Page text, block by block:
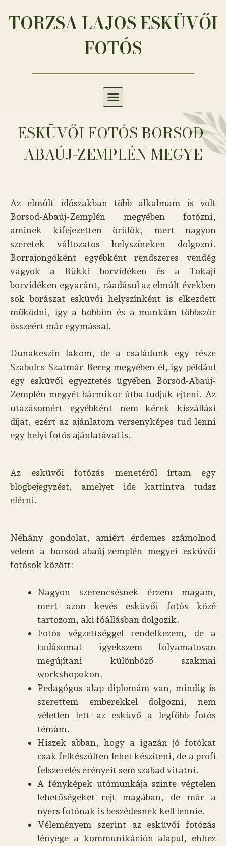
TORZSA LAJOS ESKÜVŐI
FOTÓS
ESKÜVŐI FOTÓS BORSOD-
ABAÚJ-ZEMPLÉN MEGYE
Az elmúlt időszakban több alkalmam is volt
Borsod-Abaúj-Zemplén megyében fotózni,
aminek kifejezetten örülök, mert nagyon
szeretek változatos helyszíneken dolgozni.
Borrajongóként egyébként rendszeres vendég
vagyok a Bükki borvidéken és a Tokaji
borvidéken egyaránt, ráadásul az elmúlt években
sok borászat esküvői helyszínként is elkezdett
működni, így a hobbim és a munkám többször
összeért már egymással.
Dunakeszin lakom, de a családunk egy része
Szabolcs-Szatmár-Bereg megyében él, így például
egy esküvői egyeztetés ügyében Borsod-Abaúj-
Zemplén megyét bármikor útba tudjuk ejteni. Az
utazásomért egyébként nem kérek kiszállási
díjat, ezért az ajánlatom versenyképes tud lenni
egy helyi fotós ajánlatával is.
Az esküvői fotózás menetéről írtam egy
blogbejegyzést, amelyet ide kattintva tudsz
elérni.
Néhány gondolat, amiért érdemes számolnod
velem a borsod-abaúj-zemplén megyei esküvői
fotósok között:
Nagyon szerencsésnek érzem magam,
mert azon kevés esküvői fotós közé
tartozom, aki főállásban dolgozik.
Fotós végzettséggel rendelkezem, de a
tudásomat igyekszem folyamatosan
megújítani különböző szakmai
workshopokon.
Pedagógus alap diplomám van, mindig is
szerettem emberekkel dolgozni, nem
véletlen lett az esküvő a legfőbb fotós
témám.
Hiszek abban, hogy a igazán jó fotókat
csak felkészülten lehet készíteni, de a profi
felszerelés erényeit sem szabad vitatni.
A fényképek utómunkája szinte végtelen
lehetőségeket rejt magában, de már a
nyers fotónak is beszédesnek kell lennie.
Véleményem szerint az esküvői fotózás
lényege a kommunikáción alapul, ehhez